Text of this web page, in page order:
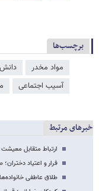
برچسب‌ها
مواد مخدر
آسیب اجتماعی
خبرهای مرتبط
ارتباط متقابل
فرار و اعتیاد
طلاق عاطفی